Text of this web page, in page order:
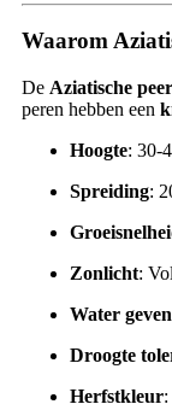
Waarom
De Aziatische
peren hebben een
Hoogte: 30-
Spreiding:
Zonlicht:
Water geven
Droogte
Herfstkleur